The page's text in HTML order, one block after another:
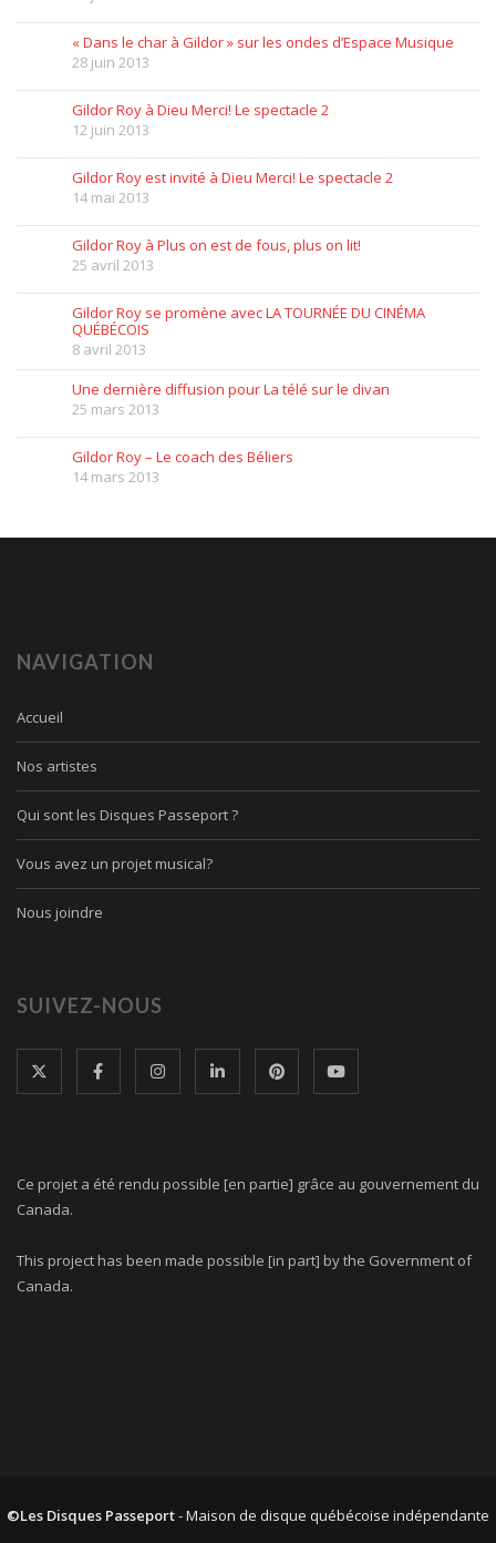
« Dans le char à Gildor » sur les ondes d’Espace Musique
28 juin 2013
Gildor Roy à Dieu Merci! Le spectacle 2
12 juin 2013
Gildor Roy est invité à Dieu Merci! Le spectacle 2
14 mai 2013
Gildor Roy à Plus on est de fous, plus on lit!
25 avril 2013
Gildor Roy se promène avec LA TOURNÉE DU CINÉMA
QUÉBÉCOIS
8 avril 2013
Une dernière diffusion pour La télé sur le divan
25 mars 2013
Gildor Roy – Le coach des Béliers
14 mars 2013
NAVIGATION
Accueil
Nos artistes
Qui sont les Disques Passeport ?
Vous avez un projet musical?
Nous joindre
SUIVEZ-NOUS
Ce projet a été rendu possible [en partie] grâce au gouvernement du
Canada.
This project has been made possible [in part] by the Government of
Canada.
©Les Disques Passeport- Maison de disque québécoise indépendante